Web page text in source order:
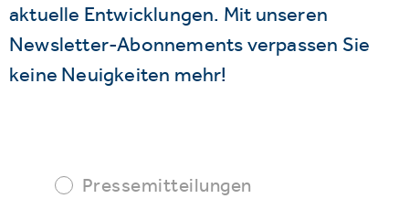
aktuelle Entwicklungen. Mit unseren
Newsletter-Abonnements verpassen Sie
keine Neuigkeiten mehr!
Pressemitteilungen